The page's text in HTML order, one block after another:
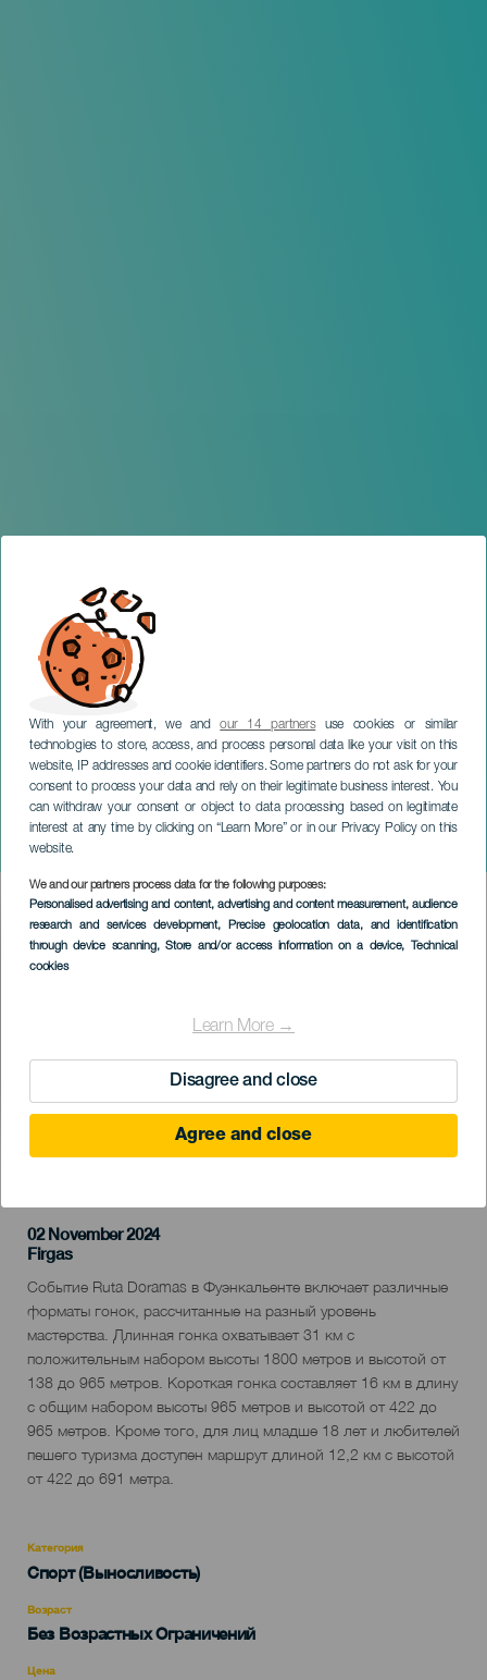
With your agreement, we andour 14 partnersuse cookies or similar
technologies to store, access, and process personal data like your visit on this
website, IP addresses and cookie identifiers. Some partners do not ask for your
consent to process your data and rely on their legitimate business interest. You
can withdraw your consent or object to data processing based on legitimate
interest at any time by clicking on “Learn More” or in our Privacy Policy on this
website.
We and our partners process data for the following purposes:
Personalised advertising and content, advertising and content measurement, audience
research and services development, Precise geolocation data, and identification
through device scanning, Store and/or access information on a device, Technical
cookies
Learn More →
Disagree and close
Agree and close
Ruta Doramas
ГРАН-КАНАРИЯ
Imagen
Listado
02 November 2024
Localidad
Firgas
Descripción
del
evento
Событие Ruta Doramas в Фуэнкальенте включает различные
форматы гонок, рассчитанные на разный уровень
мастерства. Длинная гонка охватывает 31 км с
положительным набором высоты 1800 метров и высотой от
138 до 965 метров. Короткая гонка составляет 16 км в длину
с общим набором высоты 965 метров и высотой от 422 до
965 метров. Кроме того, для лиц младше 18 лет и любителей
пешего туризма доступен маршрут длиной 12,2 км с высотой
от 422 до 691 метра.
Категория
Categoría
evento
Спорт (Выносливость)
Возраст
Edad
Recomendada
Без Возрастных Ограничений
Цена